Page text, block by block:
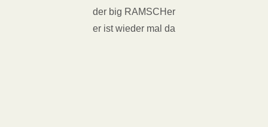
der big RAMSCHer
er ist wieder mal da